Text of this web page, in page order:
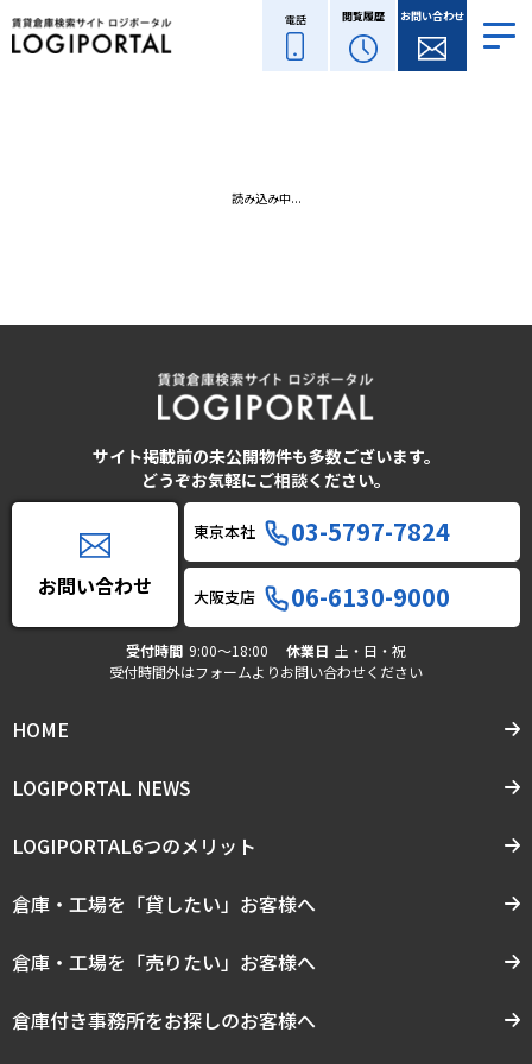
電話 閲覧履歴 お問い合わせ
読み込み中...
サイト掲載前の未公開物件も多数ございます。
どうぞお気軽にご相談ください。
お問い合わせ
東京本社 03-5797-7824
大阪支店 06-6130-9000
受付時間 9:00〜18:00 休業日 土・日・祝
受付時間外はフォームよりお問い合わせください
HOME
LOGIPORTAL NEWS
LOGIPORTAL6つのメリット
倉庫・工場を「貸したい」お客様へ
倉庫・工場を「売りたい」お客様へ
倉庫付き事務所をお探しのお客様へ